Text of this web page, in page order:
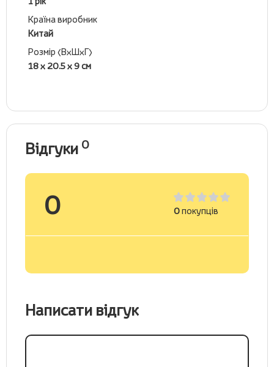
Країна виробник
Китай
Розмір (ВхШхГ)
18 х 20.5 х 9 см
Відгуки 0
0 0покупців
Написати відгук